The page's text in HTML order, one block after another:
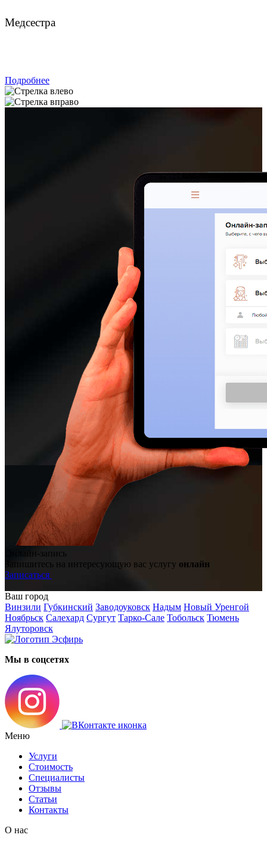
Медсестра
Подробнее
Онлайн-запись
Запишитесь на интересующую вас услугу онлайн
Записаться
Ваш город
Винзили Губкинский Заводоуковск Надым Новый Уренгой
Ноябрьск Салехард Сургут Тарко-Сале Тобольск Тюмень
Ялуторовск
Мы в соцсетях
Меню
Услуги
Стоимость
Специалисты
Отзывы
Статьи
Контакты
О нас